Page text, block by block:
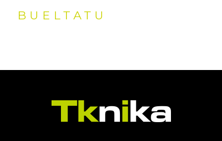
BUELTATU